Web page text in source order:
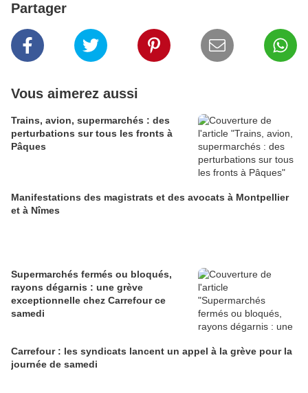
Partager
Vous aimerez aussi
Trains, avion, supermarchés : des
perturbations sur tous les fronts à
Pâques
Manifestations des magistrats et des avocats à Montpellier
et à Nîmes
Supermarchés fermés ou bloqués,
rayons dégarnis : une grève
exceptionnelle chez Carrefour ce
samedi
Carrefour : les syndicats lancent un appel à la grève pour la
journée de samedi